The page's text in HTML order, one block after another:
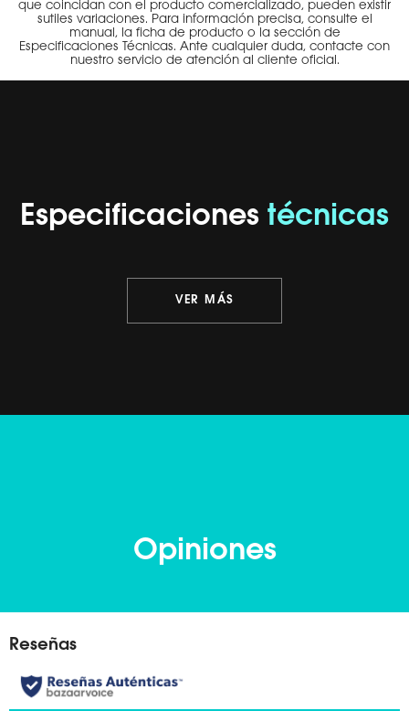
que coincidan con el producto comercializado, pueden existir
sutiles variaciones. Para información precisa, consulte el
manual, la ficha de producto o la sección de
Especificaciones Técnicas. Ante cualquier duda, contacte con
nuestro servicio de atención al cliente oficial.
Especificaciones técnicas
VER MÁS
Opiniones